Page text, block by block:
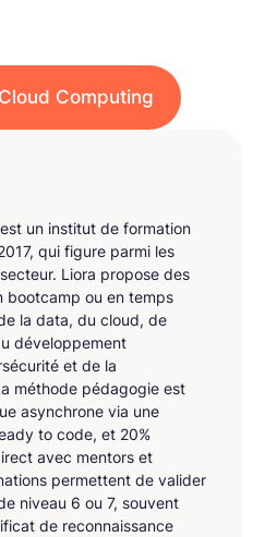
Computing
un institut de formation
qui figure parmi les
Liora propose des
bootcamp ou en temps
la data, du cloud, de
développement
et de la
méthode pédagogie est
asynchrone via une
to code, et 20%
avec mentors et
permettent de valider
niveau 6 ou 7, souvent
de reconnaissance